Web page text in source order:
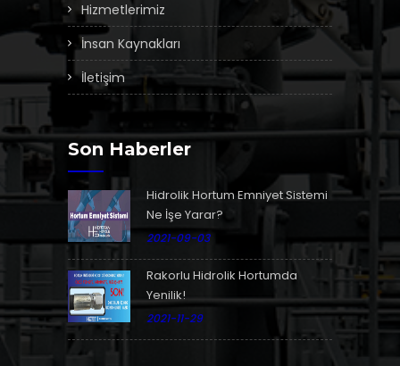
Hizmetlerimiz
İnsan Kaynakları
İletişim
Son Haberler
Hidrolik Hortum Emniyet Sistemi
Ne İşe Yarar?
2021-09-03
Rakorlu Hidrolik Hortumda
Yenilik!
2021-11-29